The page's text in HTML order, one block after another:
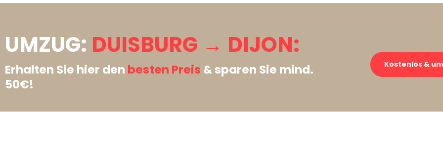
UMZUG: DUISBURG → DIJON:
Erhalten Sie hier den besten Preis & sparen Sie mind.
50€!
Kostenlos &